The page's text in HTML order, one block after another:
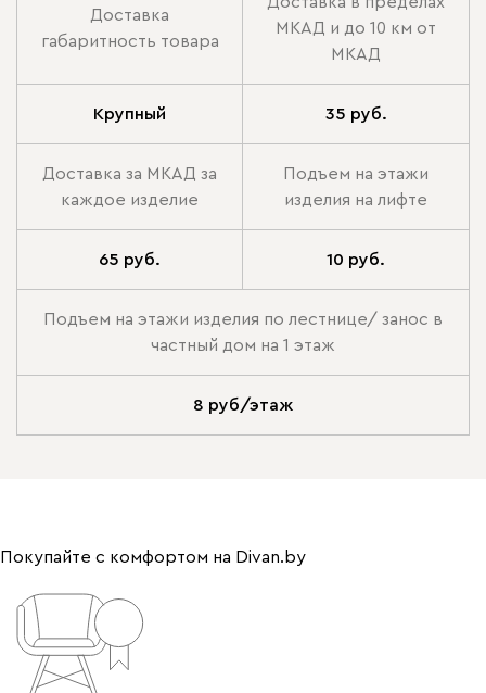
Доставка
габаритность товара
МКАД и до 10 км от
МКАД
Крупный 35 руб.
Доставка за МКАД за
каждое изделие
Подъем на этажи
изделия на лифте
65 руб. 10 руб.
Подъем на этажи изделия по лестнице/ занос в
частный дом на 1 этаж
8 руб/этаж
Покупайте с комфортом на Divan.by